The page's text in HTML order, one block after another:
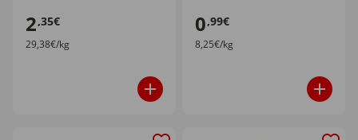
2,35€
29,38€/kg
0,99€
8,25€/kg